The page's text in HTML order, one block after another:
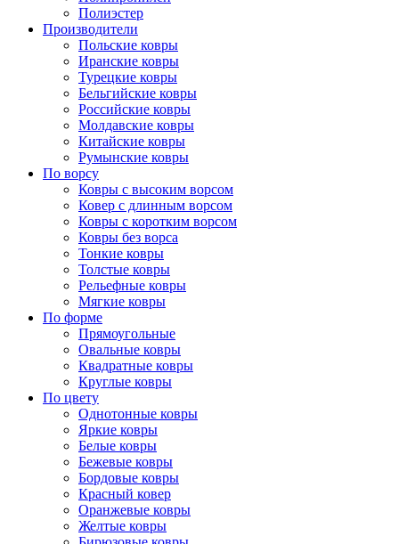
Полиэстер
Производители
Польские ковры
Иранские ковры
Турецкие ковры
Бельгийские ковры
Российские ковры
Молдавские ковры
Китайские ковры
Румынские ковры
По ворсу
Ковры с высоким ворсом
Ковер с длинным ворсом
Ковры с коротким ворсом
Ковры без ворса
Тонкие ковры
Толстые ковры
Рельефные ковры
Мягкие ковры
По форме
Прямоугольные
Овальные ковры
Квадратные ковры
Круглые ковры
По цвету
Однотонные ковры
Яркие ковры
Белые ковры
Бежевые ковры
Бордовые ковры
Красный ковер
Оранжевые ковры
Желтые ковры